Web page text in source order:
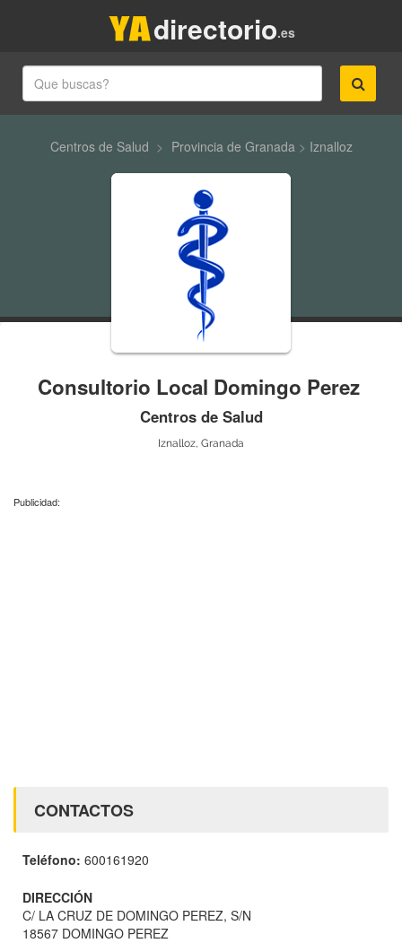
.es
directorio
Centros de Salud > Provincia de Granada> Iznalloz
Consultorio Local Domingo Perez
Centros de Salud
Iznalloz, Granada
Publicidad:
CONTACTOS
Teléfono: 600161920
DIRECCIÓN
C/ LA CRUZ DE DOMINGO PEREZ, S/N
18567 DOMINGO PEREZ